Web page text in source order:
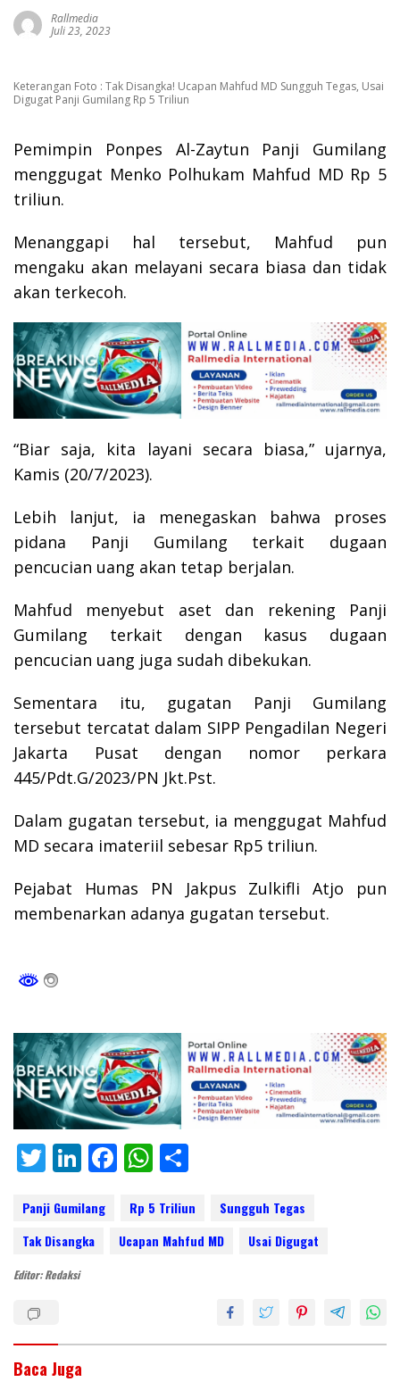
Rallmedia
Juli 23, 2023
Keterangan Foto : Tak Disangka! Ucapan Mahfud MD Sungguh Tegas, Usai
Digugat Panji Gumilang Rp 5 Triliun
Pemimpin Ponpes Al-Zaytun Panji Gumilang
menggugat Menko Polhukam Mahfud MD Rp 5
triliun.
Menanggapi hal tersebut, Mahfud pun
mengaku akan melayani secara biasa dan tidak
akan terkecoh.
“Biar saja, kita layani secara biasa,” ujarnya,
Kamis (20/7/2023).
Lebih lanjut, ia menegaskan bahwa proses
pidana Panji Gumilang terkait dugaan
pencucian uang akan tetap berjalan.
Mahfud menyebut aset dan rekening Panji
Gumilang terkait dengan kasus dugaan
pencucian uang juga sudah dibekukan.
Sementara itu, gugatan Panji Gumilang
tersebut tercatat dalam SIPP Pengadilan Negeri
Jakarta Pusat dengan nomor perkara
445/Pdt.G/2023/PN Jkt.Pst.
Dalam gugatan tersebut, ia menggugat Mahfud
MD secara imateriil sebesar Rp5 triliun.
Pejabat Humas PN Jakpus Zulkifli Atjo pun
membenarkan adanya gugatan tersebut.
T
itt
er
Li
k
e
F
e
b
W
at
s
ar
e
Panji Gumilang Rp 5 Triliun
Sungguh Tegas
Tak Disangka
Ucapan Mahfud MD Usai Digugat
Editor: Redaksi
Baca Juga